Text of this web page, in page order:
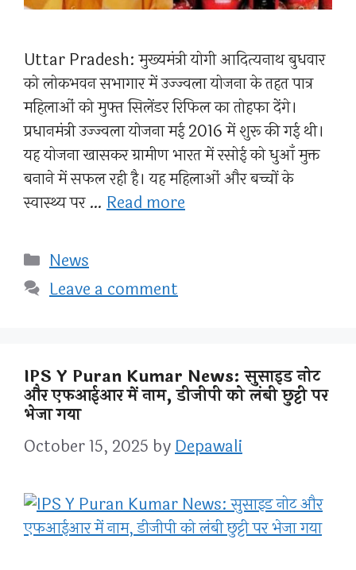
Uttar Pradesh: मुख्यमंत्री योगी आदित्यनाथ बुधवार
को लोकभवन सभागार में उज्ज्वला योजना के तहत पात्र
महिलाओं को मुफ्त सिलेंडर रिफिल का तोहफा देंगे।
प्रधानमंत्री उज्ज्वला योजना मई 2016 में शुरू की गई थी।
यह योजना खासकर ग्रामीण भारत में रसोई को धुआँ मुक्त
बनाने में सफल रही है। यह महिलाओं और बच्चों के
स्वास्थ्य पर … Read more
Categories
News
Leave a comment
IPS Y Puran Kumar News: सुसाइड नोट
और एफआईआर में नाम, डीजीपी को लंबी छुट्टी पर
भेजा गया
October 15, 2025 byDepawali